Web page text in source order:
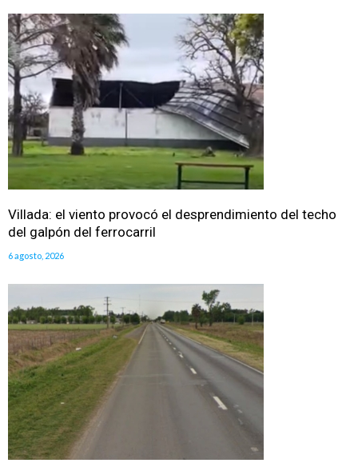
Villada: el viento provocó el desprendimiento del techo
del galpón del ferrocarril
6 agosto, 2026